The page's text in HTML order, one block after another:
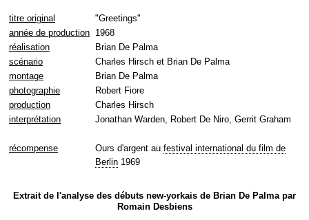
titre original
"Greetings"
année de production 1968
réalisation
Brian De Palma
scénario
Charles Hirsch et Brian De Palma
montage
Brian De Palma
photographie
Robert Fiore
production
Charles Hirsch
interprétation
Jonathan Warden, Robert De Niro, Gerrit Graham
récompense Ours d'argent au festival international du film de
Berlin 1969
Extrait de l'analyse des débuts new-yorkais de Brian De Palma par
Romain Desbiens